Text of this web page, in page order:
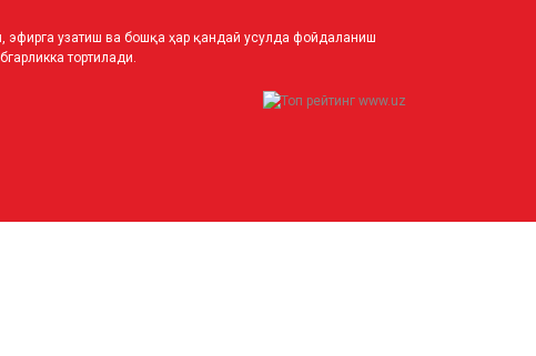
эфирга узатиш ва бошқа ҳар қандай усулда фойдаланиш
тортилади.